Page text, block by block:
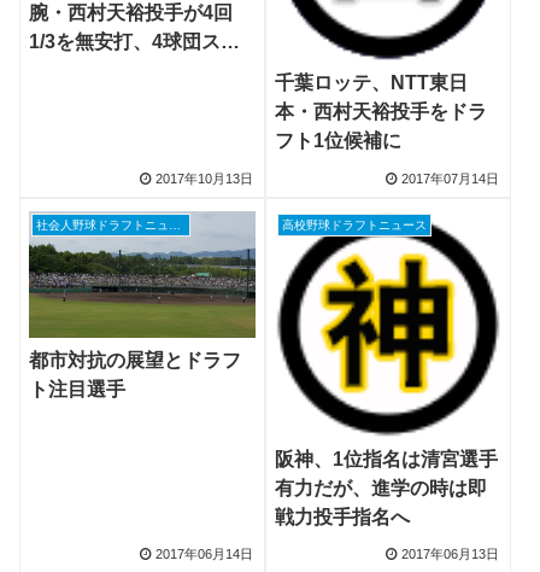
腕・西村天裕投手が4回
1/3を無安打、4球団スカ
2017年10月13日
千葉ロッテ、NTT東日
本・西村天裕投手をドラ
フト1位候補に
2017年07月14日
都市対抗の展望とドラフ
ト注目選手
2017年06月14日
高校野球ドラフトニュース
阪神、1位指名は清宮選手
有力だが、進学の時は即
戦力投手指名へ
2017年06月13日